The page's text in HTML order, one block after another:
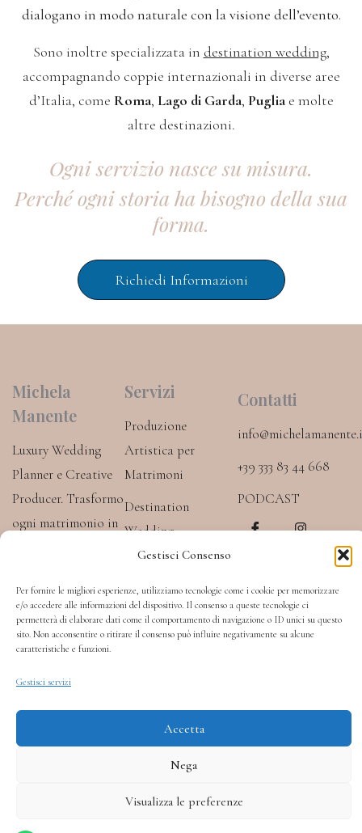
Gestisci Consenso
Per fornire le migliori esperienze, utilizziamo tecnologie come i cookie per memorizzare
e/o accedere alle informazioni del dispositivo. Il consenso a queste tecnologie ci
permetterà di elaborare dati come il comportamento di navigazione o ID unici su questo
sito. Non acconsentire o ritirare il consenso può influire negativamente su alcune
caratteristiche e funzioni.
Gestisci servizi
Accetta
Nega
Visualizza le preferenze
dialogano in modo naturale con la visione dell’evento.
Sono inoltre specializzata in destination wedding,
accompagnando coppie internazionali in diverse aree
d’Italia, come Roma, Lago di Garda, Pugliae molte
altre destinazioni.
Ogni servizio nasce su misura.
Perché ogni storia ha bisogno della sua
forma.
Richiedi Informazioni
Michela
Manente
Luxury Wedding
Planner e Creative
Producer. Trasformo
ogni matrimonio in
misura, in Toscana e
in Italia.
P.IVA 02463420519
Servizi
Produzione
Artistica per
Matrimoni
Destination
Wedding
Luxury Wedding
Planner
Eventi e Progetti
Contatti
+39 333 83 44 668
PODCAST
c
a
c
e
b
n
r
a
m
h
p
p
Sito web realizzato da Atlantide Adv
Privacy PolicyCookie Policy